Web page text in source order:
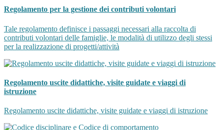
Regolamento per la gestione dei contributi volontari
Tale regolamento definisce i passaggi necessari alla raccolta di
contributi volontari delle famiglie, le modalità di utilizzo degli stessi
per la realizzazione di progetti/attività
Regolamento uscite didattiche, visite guidate e viaggi di
istruzione
Regolamento uscite didattiche, visite guidate e viaggi di istruzione